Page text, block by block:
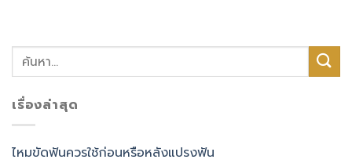
เรื่องล่าสุด
ไหมขัดฟันควรใช้ก่อนหรือหลังแปรงฟัน